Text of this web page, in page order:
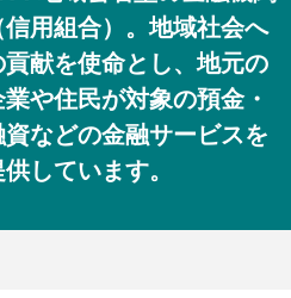
信用組合）。地域社会へ
貢献を使命とし、地元の
業や住民が対象の預金・
資などの金融サービスを
しています。